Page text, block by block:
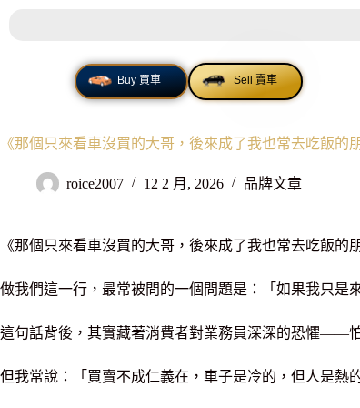
MENU Buy 買車 Sell 賣車
《那個只來看車沒買的大哥，後來成了我也常去吃飯的
roice2007 12 2 月, 2026 品牌文章
《那個只來看車沒買的大哥，後來成了我也常去吃飯的
做我們這一行，最常被問的一個問題是：「如果我只是
這句話背後，其實藏著消費者對業務員深深的恐懼——
但我常說：「買賣不成仁義在，車子是冷的，但人是熱的